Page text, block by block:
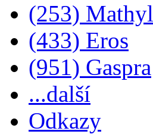
(253)
(433) Eros
(951) Gaspra
...další
Odkazy